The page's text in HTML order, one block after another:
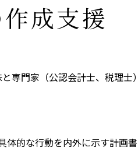
成支援
専門家（公認会計士、税理
的な行動を内外に示す計画